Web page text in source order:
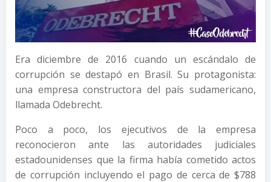
Era diciembre de 2016 cuando un escándalo de
corrupción se destapó en Brasil. Su protagonista:
una empresa constructora del país sudamericano,
llamada Odebrecht.
Poco a poco, los ejecutivos de la empresa
reconocieron ante las autoridades judiciales
estadounidenses que la firma había cometido actos
de corrupción incluyendo el pago de cerca de $788